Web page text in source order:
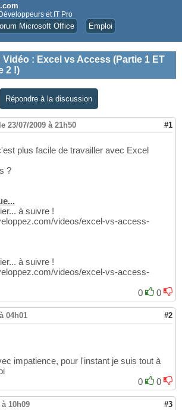
et IT Pro
Microsoft Office Emploi
Vidéo : Excel vs Access (Partie 1 ET
2 !)
Répondre à la discussion
le 23/07/2009 à 21h50 #1
plus facile de travailler avec Excel
?
à suivre !
videos/excel-vs-access-
à suivre !
videos/excel-vs-access-
0
0
04h01 #2
impatience, pour l'instant je suis tout à
0
0
à 10h09 #3